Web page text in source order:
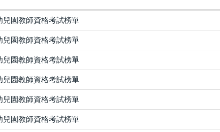
兒園教師資格考試榜單
兒園教師資格考試榜單
兒園教師資格考試榜單
兒園教師資格考試榜單
兒園教師資格考試榜單
兒園教師資格考試榜單